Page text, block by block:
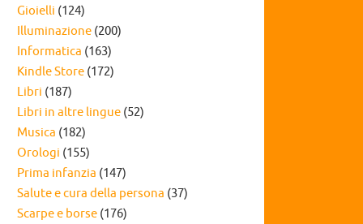
Gioielli (124)
Illuminazione (200)
Informatica (163)
Kindle Store (172)
Libri (187)
Libri in altre lingue (52)
Musica (182)
Orologi (155)
Prima infanzia (147)
Salute e cura della persona (37)
Scarpe e borse (176)